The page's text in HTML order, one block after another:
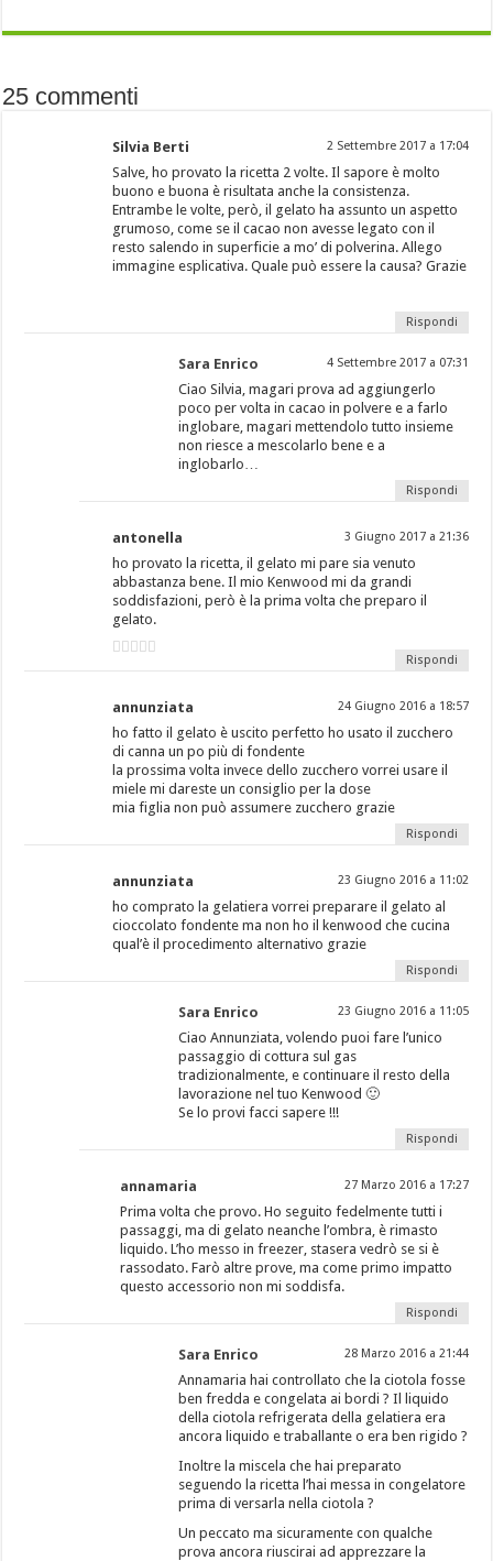
25 commenti
Silvia Berti 2 Settembre 2017 a 17:04
Salve, ho provato la ricetta 2 volte. Il sapore è molto
buono e buona è risultata anche la consistenza.
Entrambe le volte, però, il gelato ha assunto un aspetto
grumoso, come se il cacao non avesse legato con il
resto salendo in superficie a mo’ di polverina. Allego
immagine esplicativa. Quale può essere la causa? Grazie
Rispondi
Sara Enrico 4 Settembre 2017 a 07:31
Ciao Silvia, magari prova ad aggiungerlo
poco per volta in cacao in polvere e a farlo
inglobare, magari mettendolo tutto insieme
non riesce a mescolarlo bene e a
inglobarlo…
Rispondi
antonella 3 Giugno 2017 a 21:36
ho provato la ricetta, il gelato mi pare sia venuto
abbastanza bene. Il mio Kenwood mi da grandi
soddisfazioni, però è la prima volta che preparo il
gelato.
Rispondi
annunziata 24 Giugno 2016 a 18:57
ho fatto il gelato è uscito perfetto ho usato il zucchero
di canna un po più di fondente
la prossima volta invece dello zucchero vorrei usare il
miele mi dareste un consiglio per la dose
mia figlia non può assumere zucchero grazie
Rispondi
annunziata 23 Giugno 2016 a 11:02
ho comprato la gelatiera vorrei preparare il gelato al
cioccolato fondente ma non ho il kenwood che cucina
qual’è il procedimento alternativo grazie
Rispondi
Sara Enrico 23 Giugno 2016 a 11:05
Ciao Annunziata, volendo puoi fare l’unico
passaggio di cottura sul gas
tradizionalmente, e continuare il resto della
lavorazione nel tuo Kenwood 🙂
Se lo provi facci sapere !!!
Rispondi
annamaria 27 Marzo 2016 a 17:27
Prima volta che provo. Ho seguito fedelmente tutti i
passaggi, ma di gelato neanche l’ombra, è rimasto
liquido. L’ho messo in freezer, stasera vedrò se si è
rassodato. Farò altre prove, ma come primo impatto
questo accessorio non mi soddisfa.
Rispondi
Sara Enrico 28 Marzo 2016 a 21:44
Annamaria hai controllato che la ciotola fosse
ben fredda e congelata ai bordi ? Il liquido
della ciotola refrigerata della gelatiera era
ancora liquido e traballante o era ben rigido ?
Inoltre la miscela che hai preparato
seguendo la ricetta l’hai messa in congelatore
prima di versarla nella ciotola ?
Un peccato ma sicuramente con qualche
prova ancora riuscirai ad apprezzare la